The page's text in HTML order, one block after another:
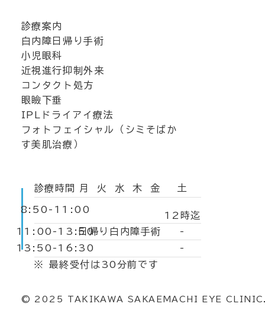
診療案内
白内障日帰り手術
小児眼科
近視進行抑制外来
コンタクト処方
眼瞼下垂
IPLドライアイ療法
フォトフェイシャル（シミそばか
す美肌治療）
診療時間
8:50-11:00
11:00-13:50
13:50-16:30
​月 火
日帰り白内障手術
水 木 金 土
12時迄
-
-
※ 最終受付は30分前です
© 2025 TAKIKAWA SAKAEMACHI EYE